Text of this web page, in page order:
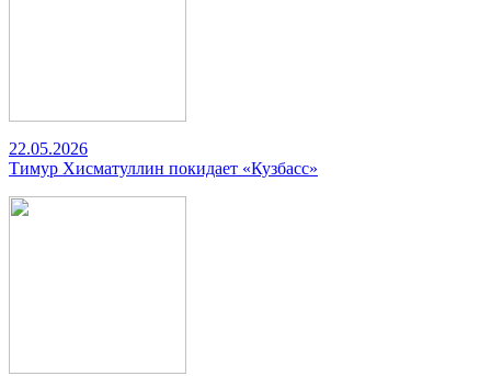
22.05.2026
Тимур Хисматуллин покидает «Кузбасс»